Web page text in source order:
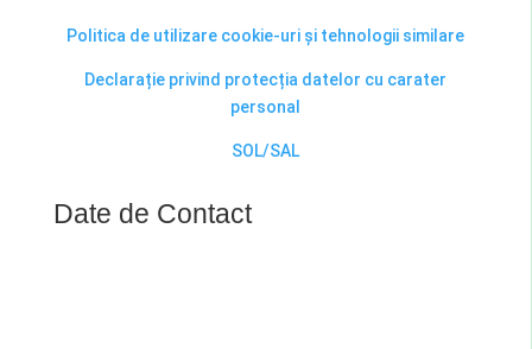
Politica de utilizare cookie-uri și tehnologii similare
Declarație privind protecția datelor cu carater
personal
SOL/SAL
Date de Contact